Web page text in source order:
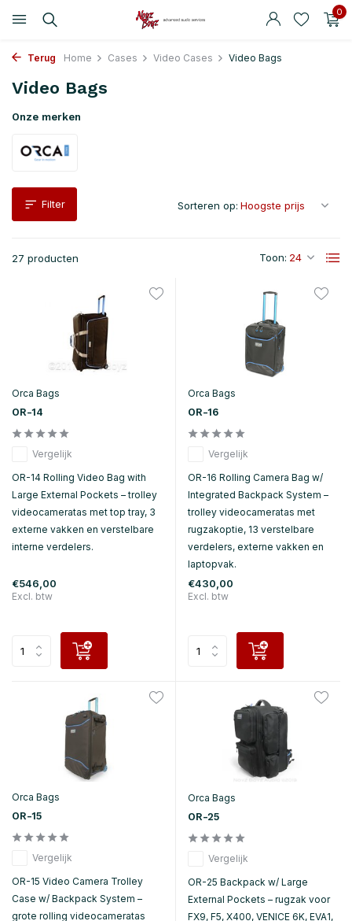
0
Terug Home Cases Video Cases Video Bags
Video Bags
Onze merken
Filter
27 producten Toon:
Sorteren op:
Orca Bags
OR-14
Vergelijk
OR-14 Rolling Video Bag with
Large External Pockets – trolley
videocameratas met top tray, 3
externe vakken en verstelbare
interne verdelers.
€546,00
Excl. btw
Orca Bags
OR-16
Vergelijk
OR-16 Rolling Camera Bag w/
Integrated Backpack System –
trolley videocameratas met
rugzakoptie, 13 verstelbare
verdelers, externe vakken en
laptopvak.
€430,00
Excl. btw
Orca Bags
OR-15
Vergelijk
OR-15 Video Camera Trolley
Case w/ Backpack System –
grote rolling videocameratas
Orca Bags
OR-25
Vergelijk
OR-25 Backpack w/ Large
External Pockets – rugzak voor
FX9, F5, X400, VENICE 6K, EVA1,